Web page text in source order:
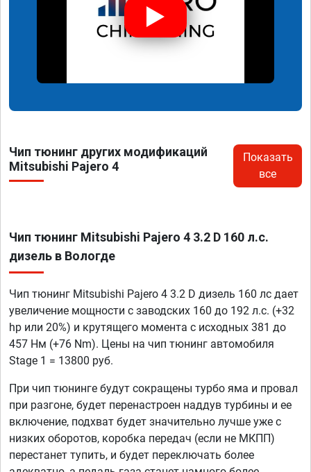
Чип тюнинг других модификаций
Mitsubishi Pajero 4
Показать
все
Чип тюнинг Mitsubishi Pajero 4 3.2 D 160 л.с.
дизель в Вологде
Чип тюнинг Mitsubishi Pajero 4 3.2 D дизель 160 лс дает
увеличение мощности с заводских 160 до 192 л.с. (+32
hp или 20%) и крутящего момента с исходных 381 до
457 Нм (+76 Nm). Цены на чип тюнинг автомобиля
Stage 1 = 13800 руб.
При чип тюнинге будут сокращены турбо яма и провал
при разгоне, будет перенастроен наддув турбины и ее
включение, подхват будет значительно лучше уже с
низких оборотов, коробка передач (если не МКПП)
перестанет тупить, и будет переключать более